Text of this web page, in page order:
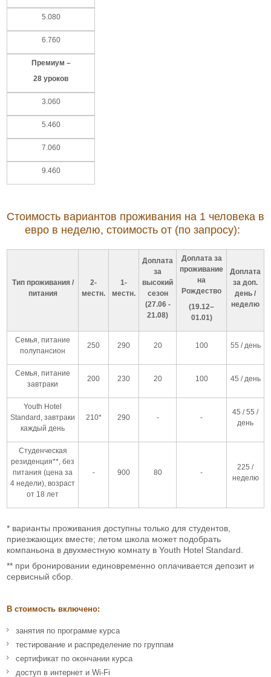
5.080
6.760
Премиум –
28 уроков
3.060
5.460
7.060
9.460
Стоимость вариантов проживания на 1 человека в
евро в неделю, стоимость от (по запросу):
Тип проживания /
питания
2-
местн.
1-
местн.
Доплата
за
высокий
сезон
(27.06 -
21.08)
Доплата за
проживание
на
Рождество
(19.12–
01.01)
Доплата
за доп.
день /
неделю
Семья, питание
полупансион
250 290 20 100 55 / день
Семья, питание
завтраки
200 230 20 100 45 / день
Youth Hotel
Standard, завтраки
каждый день
210* 290 - -
45 / 55 /
день
Студенческая
резиденция**, без
питания (цена за
4 недели), возраст
от 18 лет
- 900 80 -
225 /
неделю
* варианты проживания доступны только для студентов,
приезжающих вместе; летом школа может подобрать
компаньона в двухместную комнату в Youth Hotel Standard.
** при бронировании единовременно оплачивается депозит и
сервисный сбор.
В стоимость включено:
занятия по программе курса
тестирование и распределение по группам
сертификат по окончании курса
доступ в интернет и Wi-Fi